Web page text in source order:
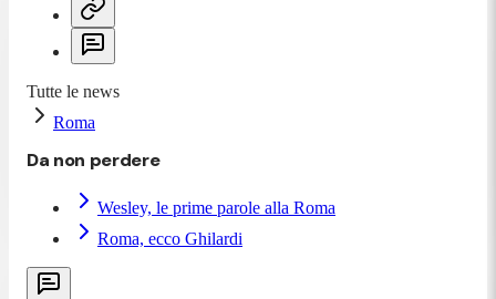
Tutte le news
Roma
Da non perdere
Wesley, le prime parole alla Roma
Roma, ecco Ghilardi